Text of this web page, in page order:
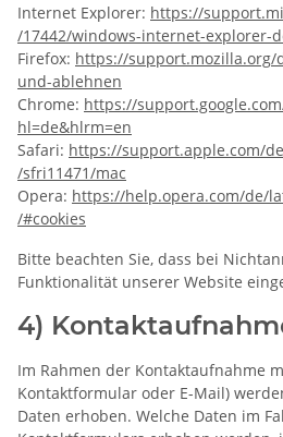
Internet Explorer: https://
/17442/windows-internet-explorer-
Firefox: https://support.mozilla.org/
und-ablehnen
Chrome: https://support.google.com
hl=de&hlrm=en
Safari: https://support.apple.com/
/sfri11471/mac
Opera: https://help.opera.com/de/
/#cookies
Bitte beachten Sie, dass bei
Funktionalität unserer Website
4)
Im Rahmen der Kontaktaufnahme
Kontaktformular oder E-Mail)
Daten erhoben. Welche Daten im